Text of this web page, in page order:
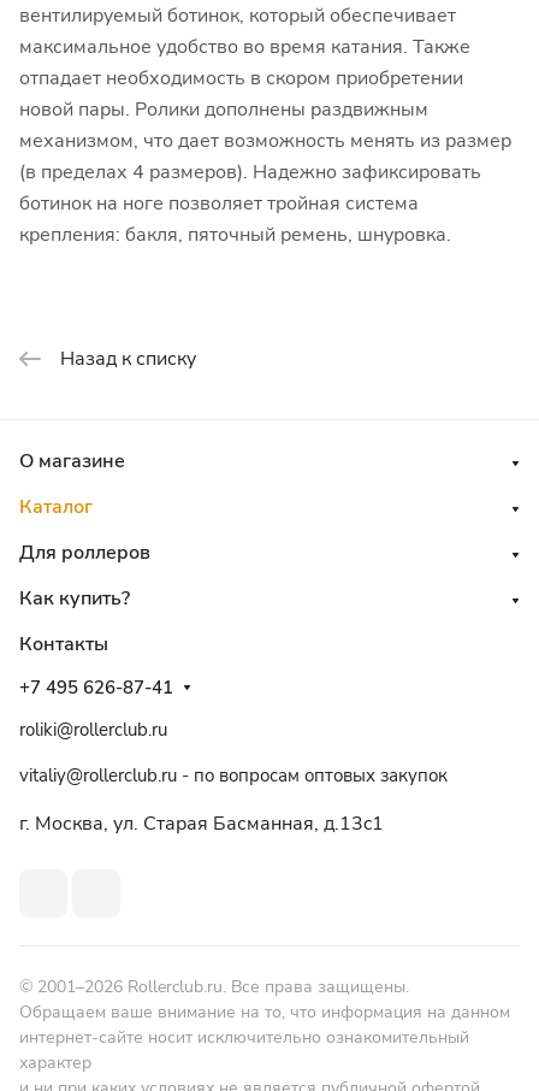
вентилируемый ботинок, который обеспечивает
максимальное удобство во время катания. Также
отпадает необходимость в скором приобретении
новой пары. Ролики дополнены раздвижным
механизмом, что дает возможность менять из размер
(в пределах 4 размеров). Надежно зафиксировать
ботинок на ноге позволяет тройная система
крепления: бакля, пяточный ремень, шнуровка.
Назад к списку
О магазине
Каталог
Для роллеров
Как купить?
Контакты
+7 495 626-87-41
roliki@rollerclub.ru
vitaliy@rollerclub.ru - по вопросам оптовых закупок
г. Москва, ул. Старая Басманная, д.13c1
© 2001–2026 Rollerclub.ru. Все права защищены.
Обращаем ваше внимание на то, что информация на данном
интернет-сайте носит исключительно ознакомительный
характер